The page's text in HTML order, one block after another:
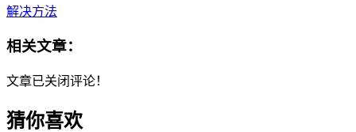
解决方法
相关文章：
文章已关闭评论！
猜你喜欢